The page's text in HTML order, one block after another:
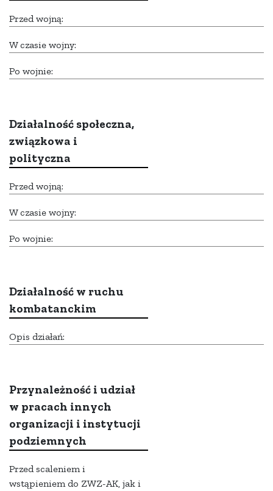
Przed wojną:
W czasie wojny:
Po wojnie:
Działalność społeczna,
związkowa i
polityczna
Przed wojną:
W czasie wojny:
Po wojnie:
Działalność w ruchu
kombatanckim
Opis działań:
Przynależność i udział
w pracach innych
organizacji i instytucji
podziemnych
Przed scaleniem i
wstąpieniem do ZWZ-AK, jak i